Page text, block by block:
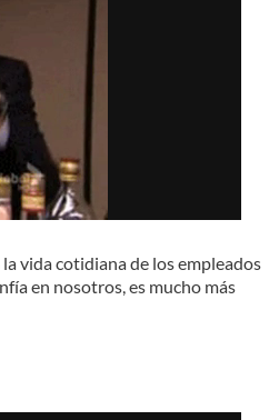
vida cotidiana de los empleados
en nosotros, es mucho más